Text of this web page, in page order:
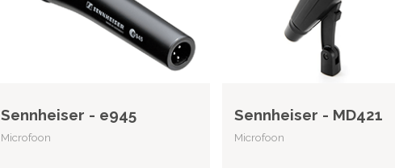
Sennheiser - e945
Microfoon
Sennheiser - MD421
Microfoon